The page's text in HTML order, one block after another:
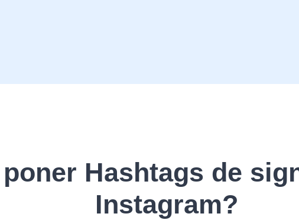
Hashtags de
Instagram?